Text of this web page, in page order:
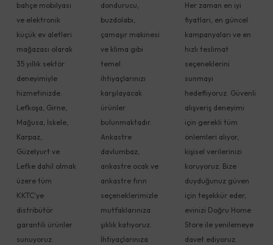
bahçe mobilyası
ve elektronik
küçük ev aletleri
mağazası olarak
35 yıllık sektör
deneyimiyle
hizmetinizde.
Lefkoşa, Girne,
Mağusa, İskele,
Karpaz,
Güzelyurt ve
Lefke dahil olmak
üzere tüm
KKTC'ye
distribütör
garantili ürünler
sunuyoruz.
dondurucu,
buzdolabı,
çamaşır makinesi
ve klima gibi
temel
ihtiyaçlarınızı
karşılayacak
ürünler
bulunmaktadır.
Ankastre
davlumbaz,
ankastre ocak ve
ankastre fırın
seçeneklerimizle
mutfaklarınıza
şıklık katıyoruz.
İhtiyaçlarınıza
Her zaman en iyi
fiyatları, en güncel
kampanyaları ve en
hızlı teslimat
seçeneklerini
sunmayı
hedefliyoruz. Güvenli
alışveriş deneyimi
için gerekli tüm
önlemleri alıyor,
kişisel verilerinizi
koruyoruz. Bize
duyduğunuz güven
için teşekkür eder,
evinizi Doğru Home
Store ile yenilemeye
davet ediyoruz.